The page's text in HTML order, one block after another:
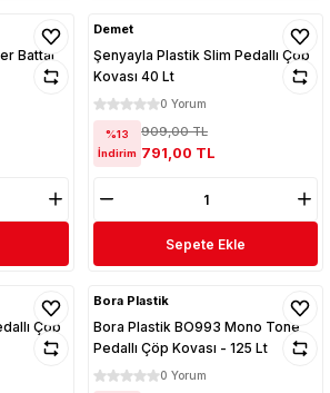
Battal
Demet
Şenyayla Plastik Slim Pedallı Çöp
Kovası 40 Lt
0 Yorum
%13
İndirim
909,00 TL
791,00 TL
Sepete Ekle
Çöp
Bora Plastik
Bora Plastik BO993 Mono Tone
Pedallı Çöp Kovası - 125 Lt
0 Yorum